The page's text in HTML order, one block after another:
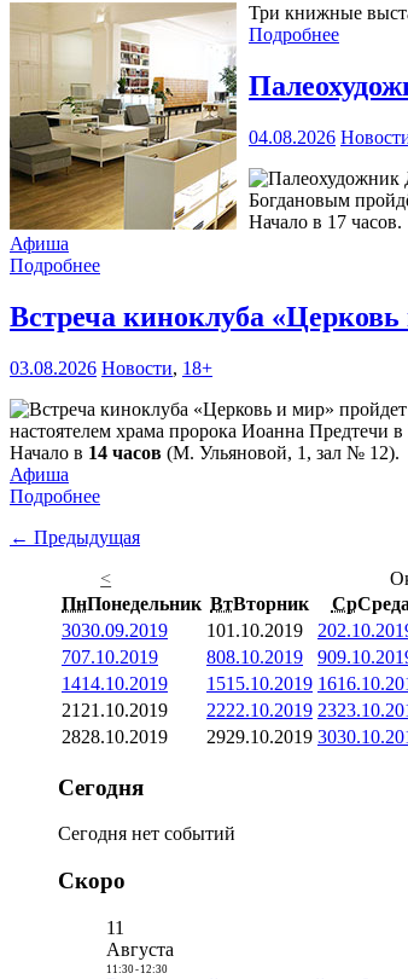
Три книжные
Подробнее
04.08.2026
Богдановым
Начало в 17 часов.
Афиша
Подробнее
Встреча киноклуба
03.08.2026 Новости, 18+
настоятелем храма пророка Иоанна Предтечи
Начало в 14 часов (М. Ульяновой, 1, зал № 12).
Афиша
Подробнее
← Предыдущая
<
ПнПонедельник ВтВторник СрСреда
3030.09.2019 101.10.2019 2
707.10.2019 808.10.2019 9
1414.10.2019 1515.10.2019 16
21 21.10.2019 2222.10.2019 23
2828.10.2019 2929.10.2019 30
Сегодня
Сегодня нет событий
Скоро
11
Августа
11:30- 12:30